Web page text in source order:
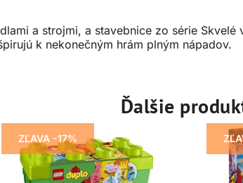
a strojmi, a stavebnice zo série
k nekonečným hrám plným nápadov.
Ďalšie
ZĽAVA -17%